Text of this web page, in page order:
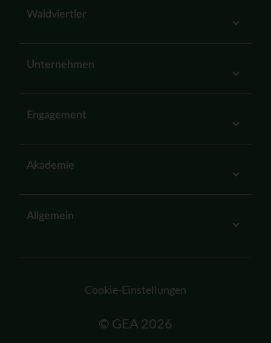
Waldviertler
Unternehmen
Engagement
Akademie
Allgemein
© GEA 2026
Cookie-Einstellungen